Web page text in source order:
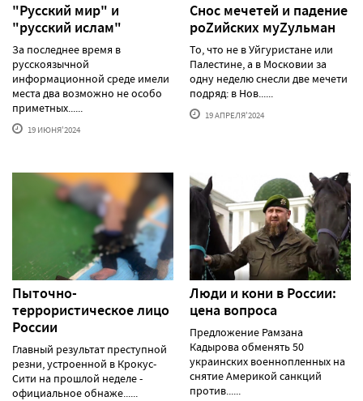
"Русский мир" и
"русский ислам"
За последнее время в
русскоязычной
информационной среде имели
места два возможно не особо
приметных......
19 ИЮНЯ'2024
Снос мечетей и падение
роZийских муZульман
То, что не в Уйгуристане или
Палестине, а в Московии за
одну неделю снесли две мечети
подряд: в Нов......
19 АПРЕЛЯ'2024
Пыточно-
террористическое лицо
России
Главный результат преступной
резни, устроенной в Крокус-
Сити на прошлой неделе -
официальное обнаже......
Люди и кони в России:
цена вопроса
Предложение Рамзана
Кадырова обменять 50
украинских военнопленных на
снятие Америкой санкций
против......